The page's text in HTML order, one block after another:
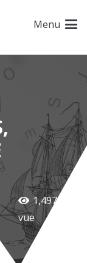
Menu
1,497
vue